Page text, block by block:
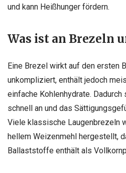
und kann Heißhunger fördern.
Was ist an Brezeln
Eine Brezel wirkt auf den ersten
unkompliziert, enthält jedoch
einfache Kohlenhydrate.
schnell an und das
Viele klassische Laugenbrezeln
hellem Weizenmehl hergestellt,
Ballaststoffe enthält als